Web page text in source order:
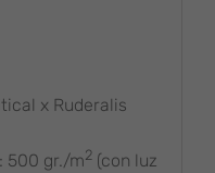
x Ruderalis
500 gr./m2(con luz